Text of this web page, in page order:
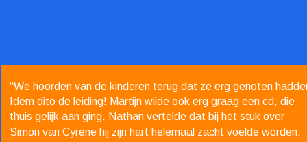
“We hoorden van de kinderen terug dat ze erg genoten
Idem dito de leiding! Martijn wilde ook erg graag een cd, die
thuis gelijk aan ging. Nathan vertelde dat bij het stuk over
Simon van Cyrene hij zijn hart helemaal zacht voelde worden.